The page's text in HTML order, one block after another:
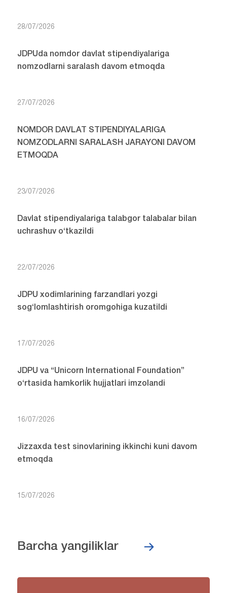
28/07/2026
JDPUda nomdor davlat stipendiyalariga
nomzodlarni saralash davom etmoqda
27/07/2026
NOMDOR DAVLAT STIPENDIYALARIGA
NOMZODLARNI SARALASH JARAYONI DAVOM
ETMOQDA
23/07/2026
Davlat stipendiyalariga talabgor talabalar bilan
uchrashuv o‘tkazildi
22/07/2026
JDPU xodimlarining farzandlari yozgi
sog‘lomlashtirish oromgohiga kuzatildi
17/07/2026
JDPU va “Unicorn International Foundation”
o‘rtasida hamkorlik hujjatlari imzolandi
16/07/2026
Jizzaxda test sinovlarining ikkinchi kuni davom
etmoqda
15/07/2026
Barcha yangiliklar